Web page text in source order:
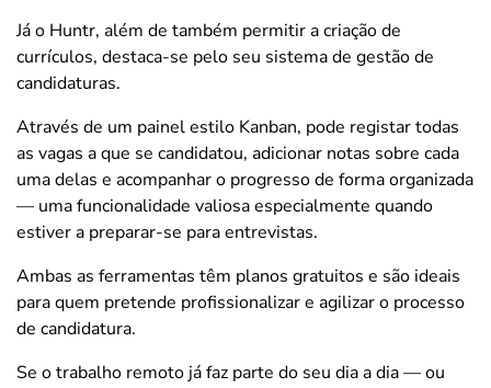
Já o Huntr, além de também permitir a criação de
currículos, destaca-se pelo seu sistema de gestão de
candidaturas.
Através de um painel estilo Kanban, pode registar todas
as vagas a que se candidatou, adicionar notas sobre cada
uma delas e acompanhar o progresso de forma organizada
— uma funcionalidade valiosa especialmente quando
estiver a preparar-se para entrevistas.
Ambas as ferramentas têm planos gratuitos e são ideais
para quem pretende profissionalizar e agilizar o processo
de candidatura.
Se o trabalho remoto já faz parte do seu dia a dia — ou